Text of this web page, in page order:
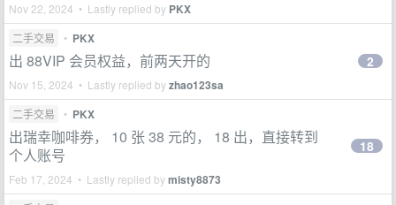
Nov 22, 2024 • Lastly replied by PKX
二手交易 • PKX
出 88VIP 会员权益，前两天开的
Nov 15, 2024 • Lastly replied byzhao123sa
2
二手交易 • PKX
出瑞幸咖啡券， 10 张 38 元的， 18 出，直接转到
个人账号
Feb 17, 2024 • Lastly replied bymisty8873
18